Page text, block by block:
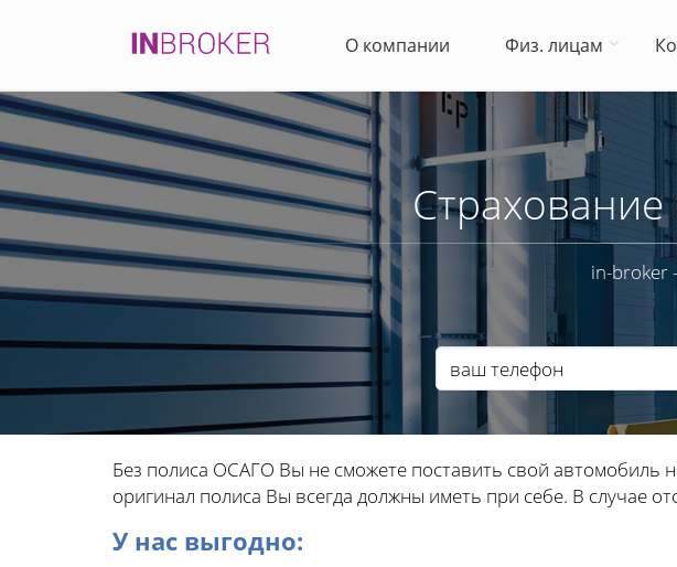
О компании Физ. лицам
in-broker
Без полиса ОСАГО Вы не сможете поставить свой автомобиль
оригинал полиса Вы всегда должны иметь при себе. В случае
У нас выгодно: